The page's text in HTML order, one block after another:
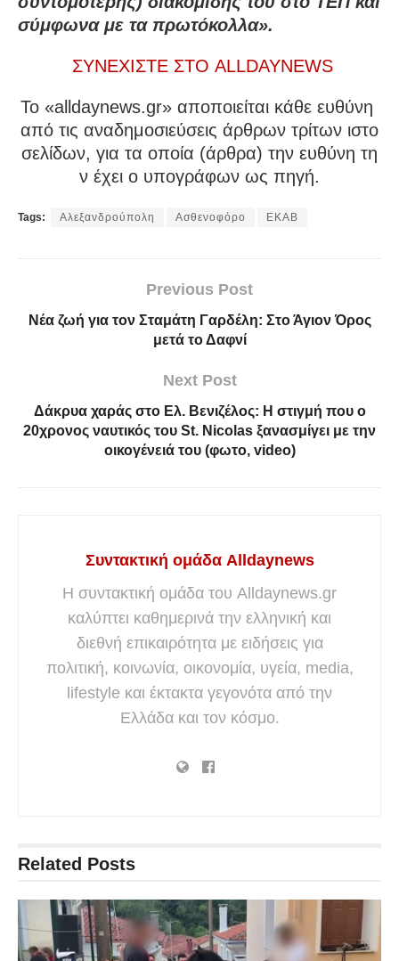
σύμφωνα με τα πρωτόκολλα».
ΣΥΝΕΧΙΣΤΕ ΣΤΟ ALLDAYNEWS
To «alldaynews.gr» αποποιείται κάθε ευθύνη
από τις αναδημοσιεύσεις άρθρων τρίτων ιστο
σελίδων, για τα οποία (άρθρα) την ευθύνη τη
ν έχει ο υπογράφων ως πηγή.
Tags: Αλεξανδρούπολη Ασθενοφόρο ΕΚΑΒ
Previous Post
Νέα ζωή για τον Σταμάτη Γαρδέλη: Στο Άγιον Όρος
μετά το Δαφνί
Next Post
Δάκρυα χαράς στο Ελ. Βενιζέλος: Η στιγμή που ο
20χρονος ναυτικός του St. Nicolas ξανασμίγει με την
οικογένειά του (φωτο, video)
Συντακτική ομάδα Alldaynews
Η συντακτική ομάδα του Alldaynews.gr
καλύπτει καθημερινά την ελληνική και
διεθνή επικαιρότητα με ειδήσεις για
πολιτική, κοινωνία, οικονομία, υγεία, media,
lifestyle και έκτακτα γεγονότα από την
Ελλάδα και τον κόσμο.
Related Posts